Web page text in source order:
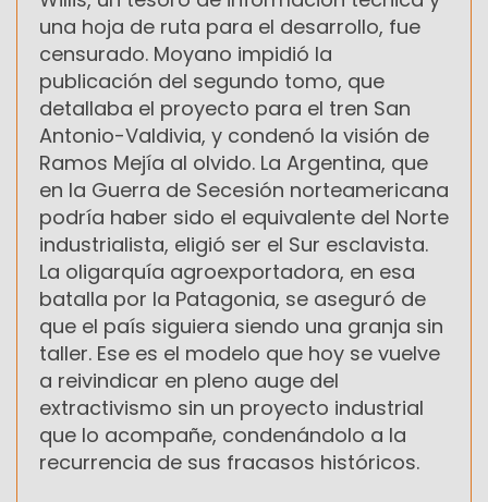
una hoja de ruta para el desarrollo, fue
censurado. Moyano impidió la
publicación del segundo tomo, que
detallaba el proyecto para el tren San
Antonio-Valdivia, y condenó la visión de
Ramos Mejía al olvido. La Argentina, que
en la Guerra de Secesión norteamericana
podría haber sido el equivalente del Norte
industrialista, eligió ser el Sur esclavista.
La oligarquía agroexportadora, en esa
batalla por la Patagonia, se aseguró de
que el país siguiera siendo una granja sin
taller. Ese es el modelo que hoy se vuelve
a reivindicar en pleno auge del
extractivismo sin un proyecto industrial
que lo acompañe, condenándolo a la
recurrencia de sus fracasos históricos.